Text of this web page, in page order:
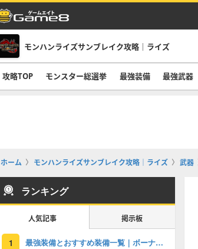
モンハンライズサンブレイク攻略｜ライズ
攻略TOP モンスター総選挙 最強装備 最強武器
ホーム モンハンライズサンブレイク攻略｜ライズ 武器
ランキング
人気記事 掲示板
1 最強装備とおすすめ装備一覧｜ボーナスアプデ装備